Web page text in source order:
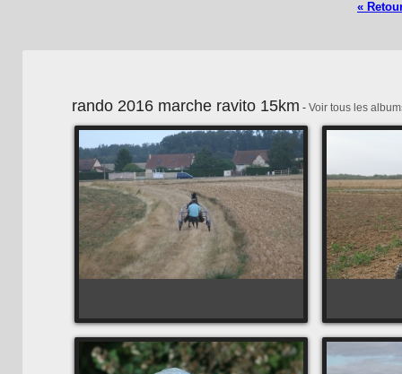
«
rando 2016 marche ravito 15km - Voir tous les